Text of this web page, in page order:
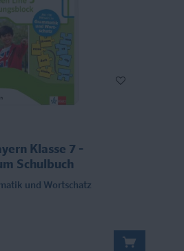
Klasse 7 -
Schulbuch
und Wortschatz